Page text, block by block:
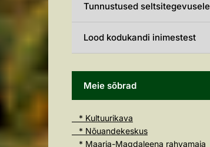
Tunnustused seltsitegevusele
Lood kodukandi inimestest
Meie sõbrad
* Kultuurikava
* Nõuandekeskus
* Maarja-Magdaleena rahvamaja